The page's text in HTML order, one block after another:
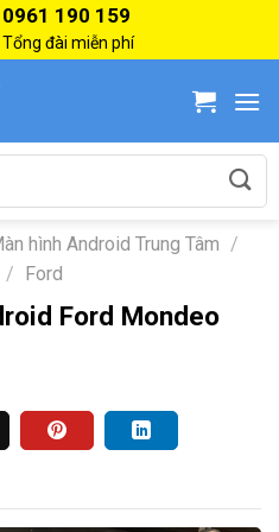
0961 190 159
Tổng đài miễn phí
hình Android Trung Tâm /
/ Ford
Ford Mondeo